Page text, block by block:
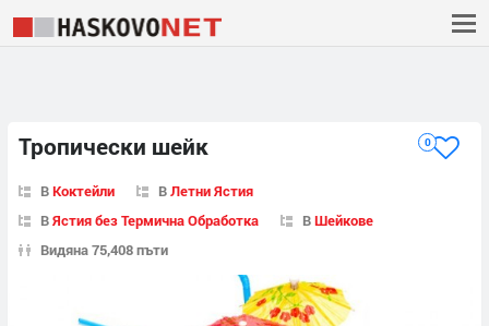
Тропически шейк 0
ВКоктейли ВЛетни Ястия
ВЯстия без Термична Обработка ВШейкове
Видяна 75,408 пъти